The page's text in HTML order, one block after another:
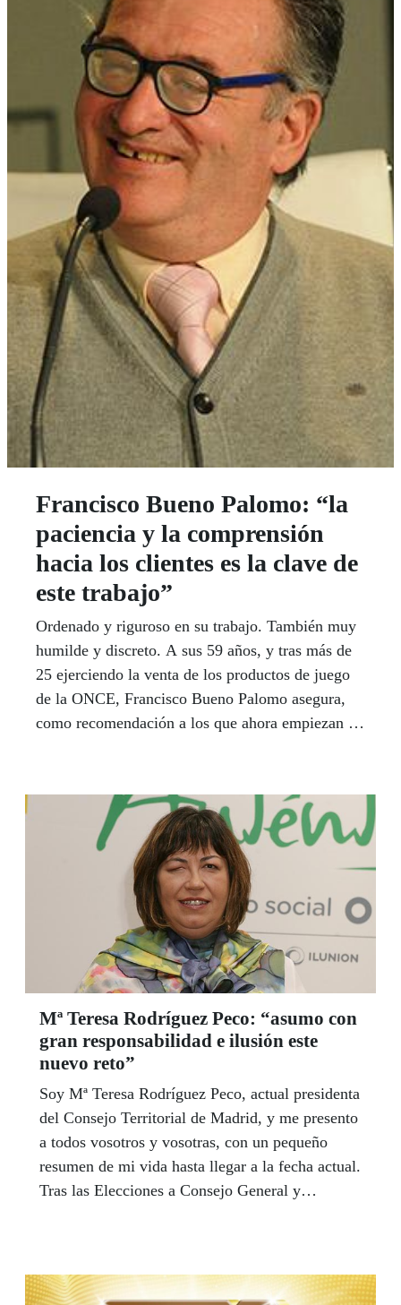
Francisco Bueno Palomo: “la
paciencia y la comprensión
hacia los clientes es la clave de
este trabajo”
Ordenado y riguroso en su trabajo. También muy
humilde y discreto. A sus 59 años, y tras más de
25 ejerciendo la venta de los productos de juego
de la ONCE, Francisco Bueno Palomo asegura,
como recomendación a los que ahora empiezan en
MERCEDES LEAL
Mª Teresa Rodríguez Peco: “asumo con
gran responsabilidad e ilusión este
nuevo reto”
Soy Mª Teresa Rodríguez Peco, actual presidenta
del Consejo Territorial de Madrid, y me presento
a todos vosotros y vosotras, con un pequeño
resumen de mi vida hasta llegar a la fecha actual.
Tras las Elecciones a Consejo General y
responsabilidad e ilusión, al igual que mis nueve